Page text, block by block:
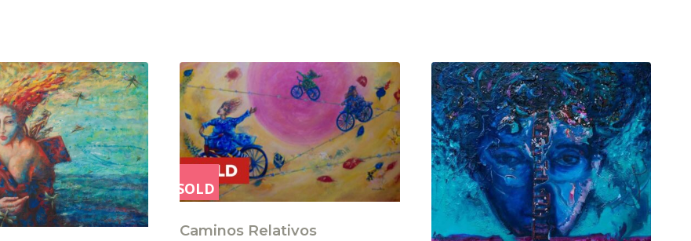
SOLD
Caminos Relativos